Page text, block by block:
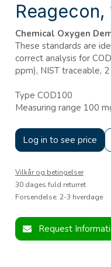
Reagecon,
Chemical Oxygen
These standards are
correct analysis for
ppm), NIST traceable,
Type COD100
Measuring range 100
Log in to see price
Vilkår og betingelser
30 dages fuld returret
Forsendelse: 2-3 hverdage
Request